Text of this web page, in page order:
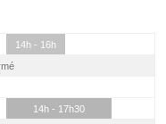
14h - 16h
14h - 17h30